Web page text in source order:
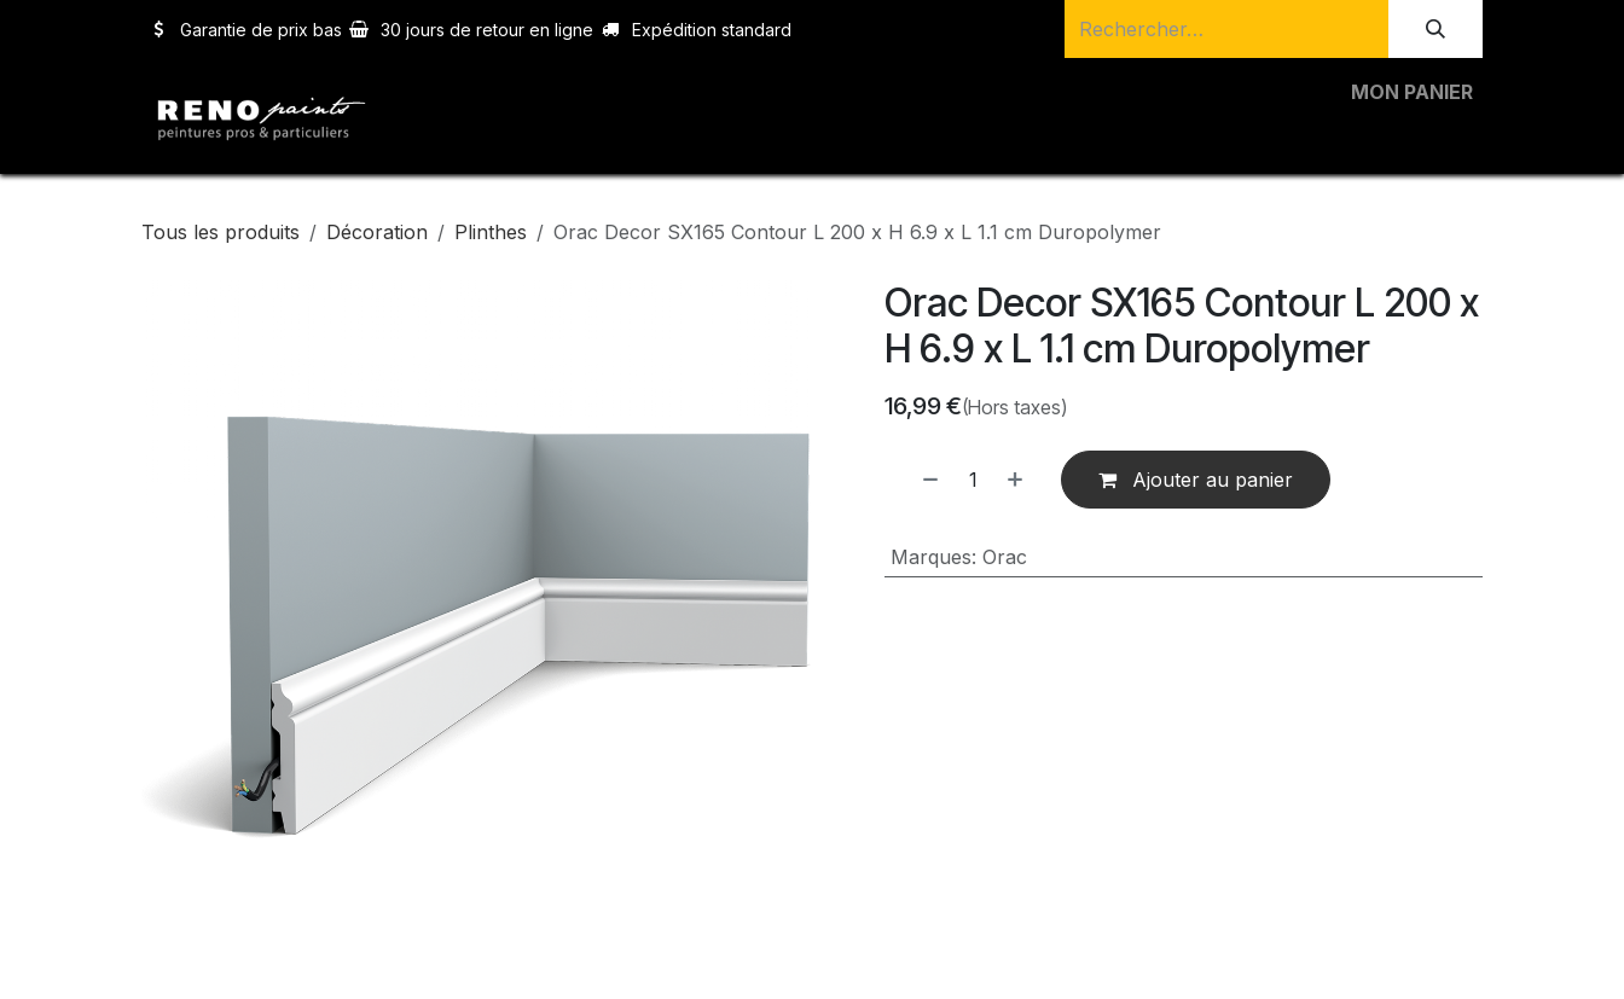
Garantie de prix bas 30 jours de retour en ligne Expédition standard
MON PANIER
Tous les produits Décoration Plinthes Orac Decor SX165 Contour L 200 x H 6.9 x L 1.1 cm Duropolymer
Orac Decor SX165 Contour L 200 x
H 6.9 x L 1.1 cm Duropolymer
16,99€(Hors taxes)
Ajouter au panier
Marques: Orac